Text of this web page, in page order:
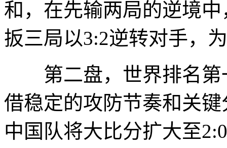
和，在先输两局的逆境
扳三局以3:2逆转对手，
第二盘，世界排名第
借稳定的攻防节奏和关
中国队将大比分扩大至